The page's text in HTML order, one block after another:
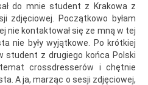
do mnie student z Krakowa z
zdjęciowej. Początkowo byłam
nie kontaktował się ze mną w tej
nie były wyjątkowe. Po krótkiej
student z drugiego końca Polski
crossdresserów i chętnie
A ja, marząc o sesji zdjęciowej,